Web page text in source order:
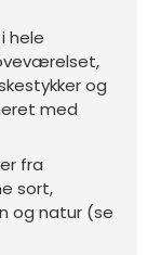
hele
og
med
fra
sort,
og natur (se